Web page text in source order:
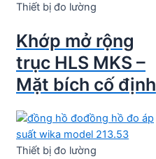
Thiết bị đo lường
Khớp mở rộng
trục HLS MKS –
Mặt bích cố định
Thiết bị đo lường